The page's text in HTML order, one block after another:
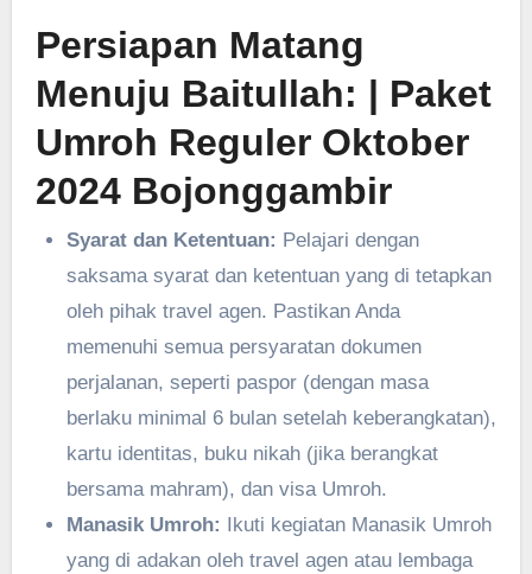
Persiapan Matang
Menuju Baitullah: | Paket
Umroh Reguler Oktober
2024 ‎Bojonggambir
Syarat dan Ketentuan: Pelajari dengan
saksama syarat dan ketentuan yang di tetapkan
oleh pihak travel agen. Pastikan Anda
memenuhi semua persyaratan dokumen
perjalanan, seperti paspor (dengan masa
berlaku minimal 6 bulan setelah keberangkatan),
kartu identitas, buku nikah (jika berangkat
bersama mahram), dan visa Umroh.
Manasik Umroh: Ikuti kegiatan Manasik Umroh
yang di adakan oleh travel agen atau lembaga